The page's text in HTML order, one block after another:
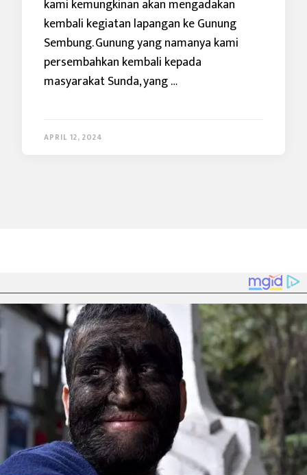
kami kemungkinan akan mengadakan
kembali kegiatan lapangan ke Gunung
Sembung. Gunung yang namanya kami
persembahkan kembali kepada
masyarakat Sunda, yang …
APRIL 12, 2024